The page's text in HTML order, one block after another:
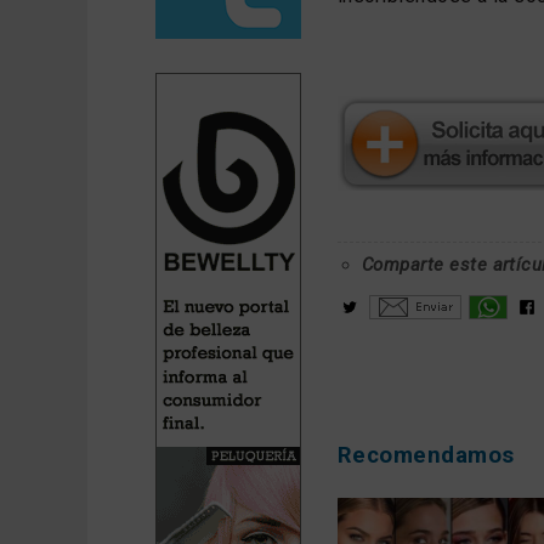
Comparte este
Recomendamos